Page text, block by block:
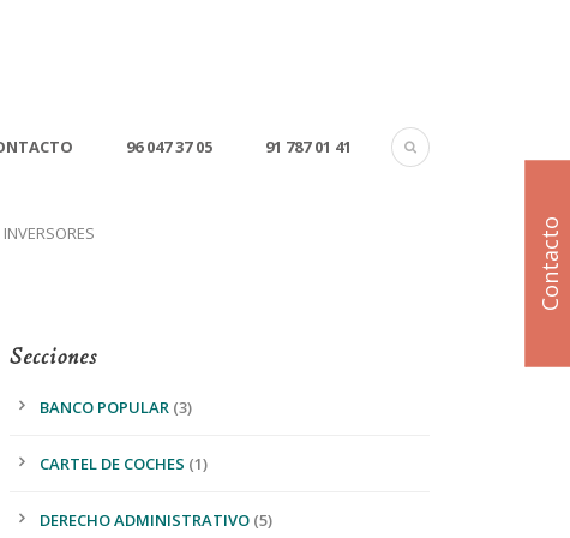
96 047 37 05 91 787 01 41
Secciones
BANCO POPULAR (3)
CARTEL DE COCHES (1)
DERECHO ADMINISTRATIVO (5)
Contacto